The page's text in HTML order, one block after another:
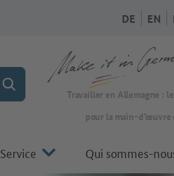
DE EN
RechercherVers la page d'accueil de Make
Travailler en Allemagne :
pour la main-
Service Qui sommes-